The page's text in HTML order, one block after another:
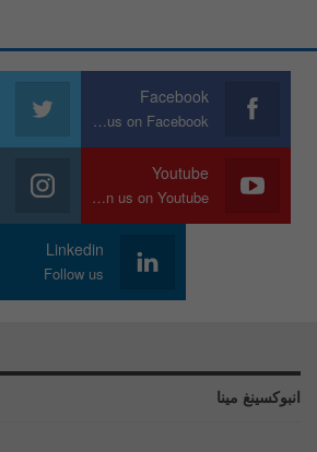
Facebook
Join us on Facebook
Youtube
Join us on Youtube
Linkedin
Follow us
انبوكسينغ مينا